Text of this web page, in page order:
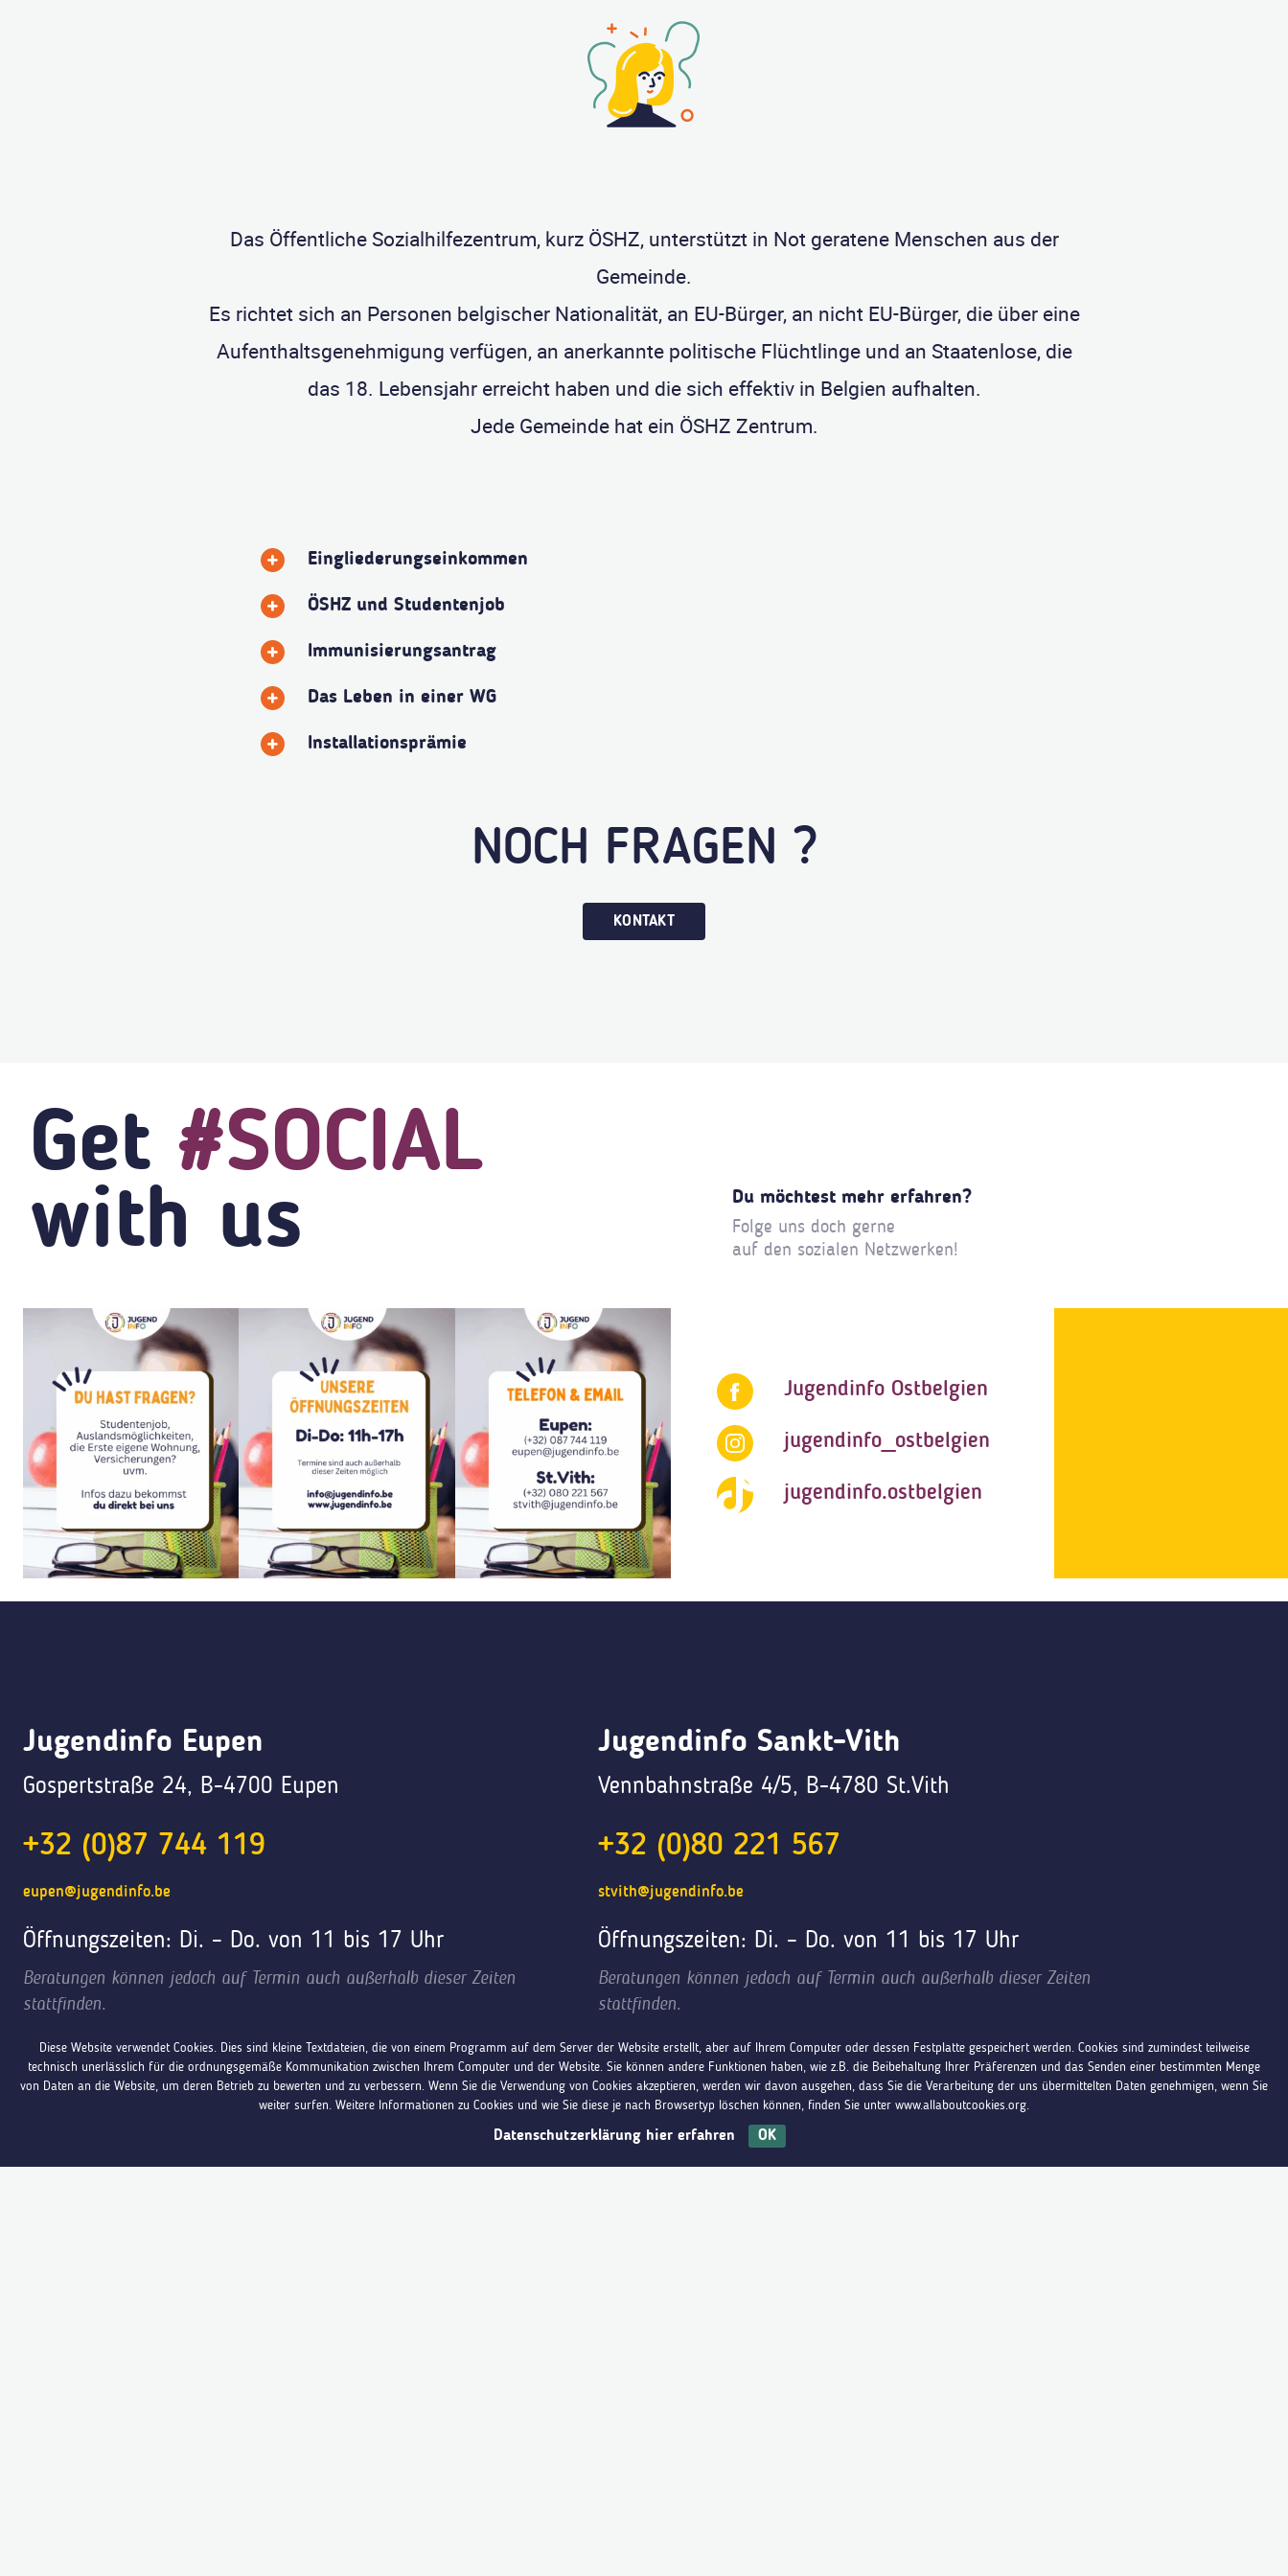
Das Öffentliche Sozialhilfezentrum, kurz ÖSHZ, unterstützt in Not geratene Menschen aus der
Gemeinde.
Es richtet sich an Personen belgischer Nationalität, an EU-Bürger, an nicht EU-Bürger, die über eine
Aufenthaltsgenehmigung verfügen, an anerkannte politische Flüchtlinge und an Staatenlose, die
das 18. Lebensjahr erreicht haben und die sich effektiv in Belgien aufhalten.
Jede Gemeinde hat ein ÖSHZ Zentrum.
Eingliederungseinkommen
ÖSHZ und Studentenjob
Immunisierungsantrag
Das Leben in einer WG
Installationsprämie
NOCH FRAGEN ?
KONTAKT
Get #SOCIAL
with us
Du möchtest mehr erfahren?
Folge uns doch gerne
auf den sozialen Netzwerken!
Jugendinfo Ostbelgien
jugendinfo_ostbelgien
jugendinfo.ostbelgien
Jugendinfo Eupen
Gospertstraße 24, B-4700 Eupen
+32 (0)87 744 119
eupen@jugendinfo.be
Öffnungszeiten: Di. – Do. von 11 bis 17 Uhr
Beratungen können jedoch auf Termin auch außerhalb dieser Zeiten
stattfinden.
Jugendinfo Sankt-Vith
Vennbahnstraße 4/5, B-4780 St.Vith
+32 (0)80 221 567
stvith@jugendinfo.be
Öffnungszeiten: Di. – Do. von 11 bis 17 Uhr
Beratungen können jedoch auf Termin auch außerhalb dieser Zeiten
stattfinden.
Impressum Datenschutz Barrierefreiheit
Diese Website verwendet Cookies. Dies sind kleine Textdateien, die von einem Programm auf dem Server der Website erstellt, aber auf Ihrem Computer oder dessen Festplatte gespeichert werden. Cookies sind zumindest teilweise
technisch unerlässlich für die ordnungsgemäße Kommunikation zwischen Ihrem Computer und der Website. Sie können andere Funktionen haben, wie z.B. die Beibehaltung Ihrer Präferenzen und das Senden einer bestimmten Menge
von Daten an die Website, um deren Betrieb zu bewerten und zu verbessern. Wenn Sie die Verwendung von Cookies akzeptieren, werden wir davon ausgehen, dass Sie die Verarbeitung der uns übermittelten Daten genehmigen, wenn Sie
weiter surfen. Weitere Informationen zu Cookies und wie Sie diese je nach Browsertyp löschen können, finden Sie unter www.allaboutcookies.org.
Datenschutzerklärung hier erfahren OK